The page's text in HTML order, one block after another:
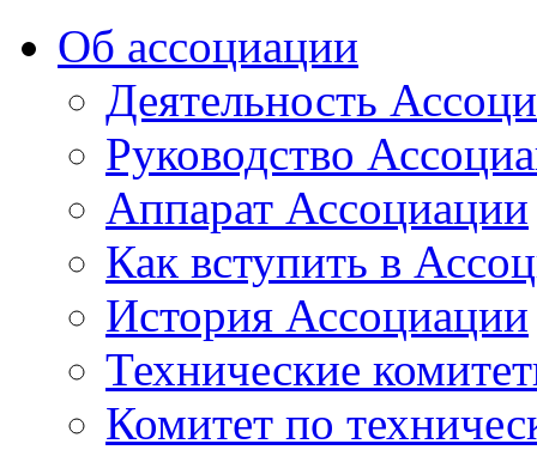
Об ассоциации
Деятельность
Руководство
Аппарат Ассоциации
Как вступить в
История Ассоциации
Технические
Комитет по